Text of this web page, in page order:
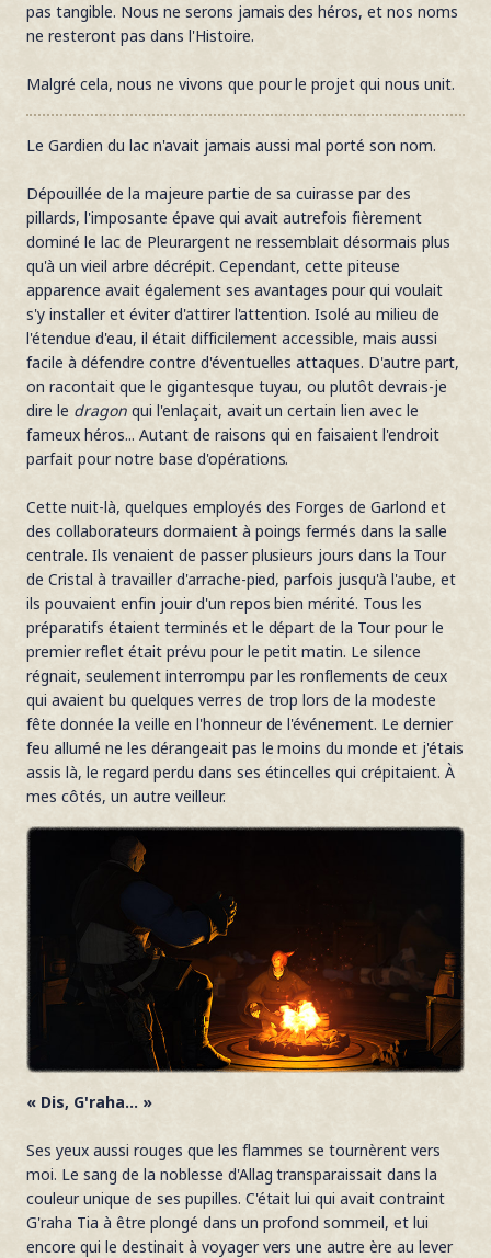
pas tangible. Nous ne serons jamais des héros, et nos noms
ne resteront pas dans l'Histoire.
Malgré cela, nous ne vivons que pour le projet qui nous unit.
Le Gardien du lac n'avait jamais aussi mal porté son nom.
Dépouillée de la majeure partie de sa cuirasse par des
pillards, l'imposante épave qui avait autrefois fièrement
dominé le lac de Pleurargent ne ressemblait désormais plus
qu'à un vieil arbre décrépit. Cependant, cette piteuse
apparence avait également ses avantages pour qui voulait
s'y installer et éviter d'attirer l'attention. Isolé au milieu de
l'étendue d'eau, il était difficilement accessible, mais aussi
facile à défendre contre d'éventuelles attaques. D'autre part,
on racontait que le gigantesque tuyau, ou plutôt devrais-je
dire le dragonqui l'enlaçait, avait un certain lien avec le
fameux héros... Autant de raisons qui en faisaient l'endroit
parfait pour notre base d'opérations.
Cette nuit-là, quelques employés des Forges de Garlond et
des collaborateurs dormaient à poings fermés dans la salle
centrale. Ils venaient de passer plusieurs jours dans la Tour
de Cristal à travailler d'arrache-pied, parfois jusqu'à l'aube, et
ils pouvaient enfin jouir d'un repos bien mérité. Tous les
préparatifs étaient terminés et le départ de la Tour pour le
premier reflet était prévu pour le petit matin. Le silence
régnait, seulement interrompu par les ronflements de ceux
qui avaient bu quelques verres de trop lors de la modeste
fête donnée la veille en l'honneur de l'événement. Le dernier
feu allumé ne les dérangeait pas le moins du monde et j'étais
assis là, le regard perdu dans ses étincelles qui crépitaient. À
mes côtés, un autre veilleur.
« Dis, G'raha... »
Ses yeux aussi rouges que les flammes se tournèrent vers
moi. Le sang de la noblesse d'Allag transparaissait dans la
couleur unique de ses pupilles. C'était lui qui avait contraint
G'raha Tia à être plongé dans un profond sommeil, et lui
encore qui le destinait à voyager vers une autre ère au lever